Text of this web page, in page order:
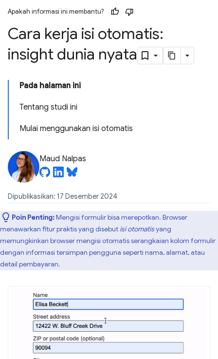
Apakah informasi ini membantu?
Cara kerja isi otomatis:
insight dunia nyata
Pada halaman ini
Tentang studi ini
Mulai menggunakan isi otomatis
Maud Nalpas
Dipublikasikan: 17 Desember 2024
Poin Penting:Mengisi formulir bisa merepotkan. Browser
menawarkan fitur praktis yang disebut isi otomatisyang
memungkinkan browser mengisi otomatis serangkaian kolom formulir
dengan informasi tersimpan pengguna seperti nama, alamat, atau
detail pembayaran.